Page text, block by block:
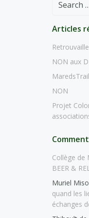
Articles
NON aux
NON
Projet
Collège de
BEER &
Muriel
quand les
échanges